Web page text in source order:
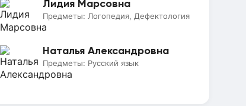
Лидия Марсовна
Предметы: Логопедия, Дефектология
Наталья Александровна
Предметы: Русский язык